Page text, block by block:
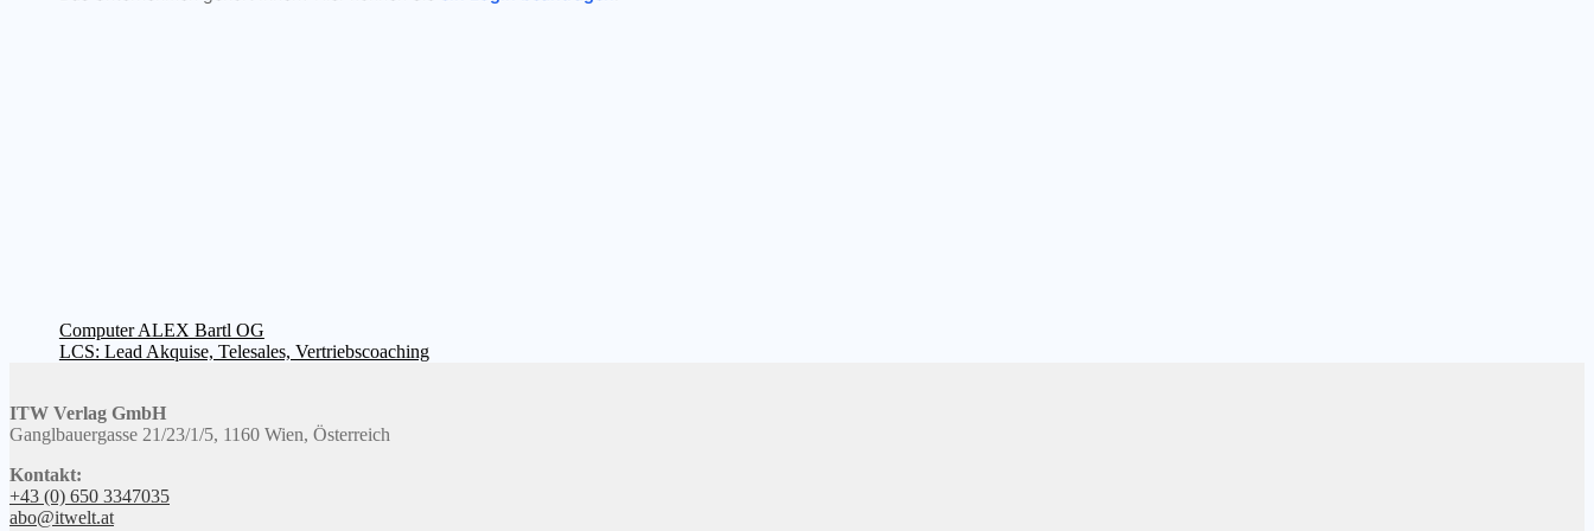
Beitragsnavigation
Vorheriger
Beitrag:
Computer ALEX Bartl OG
Nächster
LCS: Lead Akquise, Telesales, Vertriebscoaching
ITW Verlag GmbH
Ganglbauergasse 21/23/1/5, 1160 Wien, Österreich
Kontakt:
+43 (0) 650 3347035
abo@itwelt.at